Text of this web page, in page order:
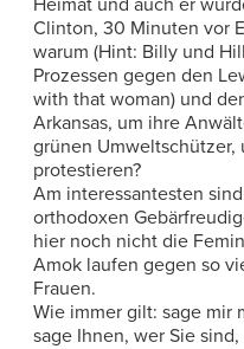
Clinton, 30 Minuten vor
warum (Hint: Billy und
Prozessen gegen den
with that woman) und
Arkansas, um ihre
grünen Umweltschützer,
protestieren?
Am interessantesten
orthodoxen
hier noch nicht die
Amok laufen gegen so
Frauen.
Wie immer gilt: sage mir
sage Ihnen, wer Sie